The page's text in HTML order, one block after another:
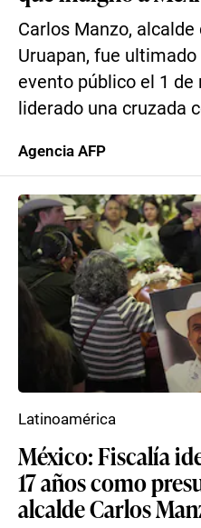
Carlos Manzo, alcalde
Uruapan, fue
evento público el 1
liderado una cruzada
Agencia AFP
México: Fiscalía
17 años como
alcalde Carlos
Latinoamérica